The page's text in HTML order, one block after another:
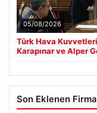
05/08/2026
Türk Hava
Karapınar ve Alper
Son Eklenen